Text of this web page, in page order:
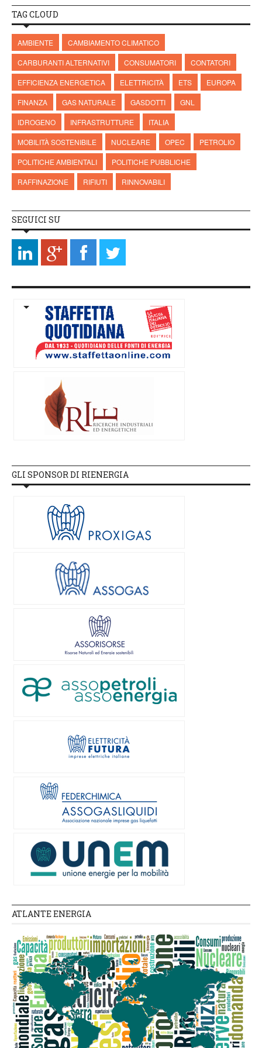
TAG CLOUD
AMBIENTE
CAMBIAMENTO CLIMATICO
CARBURANTI ALTERNATIVI
CONSUMATORI
CONTATORI
EFFICIENZA ENERGETICA
ELETTRICITÀ ETS
EUROPA
FINANZA
GAS NATURALE GASDOTTI
GNL
IDROGENO
INFRASTRUTTURE
ITALIA
MOBILITÀ SOSTENIBILE
NUCLEARE OPEC
PETROLIO
POLITICHE AMBIENTALI
POLITICHE PUBBLICHE
RAFFINAZIONE
RIFIUTI RINNOVABILI
SEGUICI SU
GLI SPONSOR DI RIENERGIA
ATLANTE ENERGIA